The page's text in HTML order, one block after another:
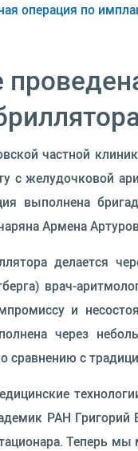
операция по
частной
с желудочковой
выполнена
Армена
делается
врач-
и
через
сравнению с
РАН
Теперь